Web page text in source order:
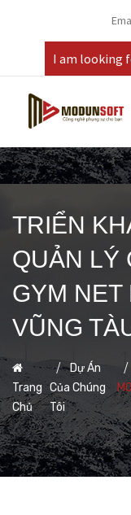
TRIỂN
QUẢN LÝ
GYM NET
VŨNG
Trang
Chủ
Dự Án
Của Chúng
Tôi